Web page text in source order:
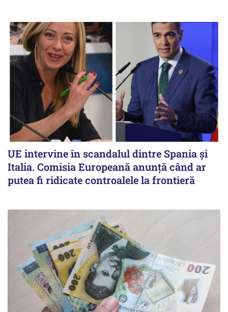
UE intervine în scandalul dintre Spania și
Italia. Comisia Europeană anunță când ar
putea fi ridicate controalele la frontieră